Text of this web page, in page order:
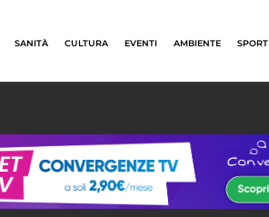
SANITÀ CULTURA EVENTI AMBIENTE SPORT